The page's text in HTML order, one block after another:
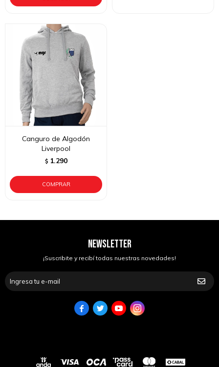
Canguro de Algodón
Liverpool
$ 1.290
NEWSLETTER
¡Suscribite y recibí todas nuestras novedades!
   